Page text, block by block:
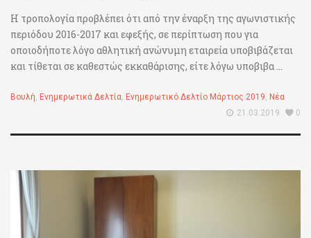
Η τροπολογία προβλέπει ότι από την έναρξη της αγωνιστικής
περιόδου 2016-2017 και εφεξής, σε περίπτωση που για
οποιοδήποτε λόγο αθλητική ανώνυμη εταιρεία υποβιβάζεται
και τίθεται σε καθεστώς εκκαθάρισης, είτε λόγω υποβιβα ...
Βουλή, Ενημερωτικά Δελτία, Ενημερωτικό Δελτίο Μάρτιος 2019, Νέα
21.03.2019
0